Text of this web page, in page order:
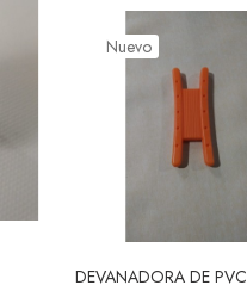
Nuevo
DEVANADORA DE PVC